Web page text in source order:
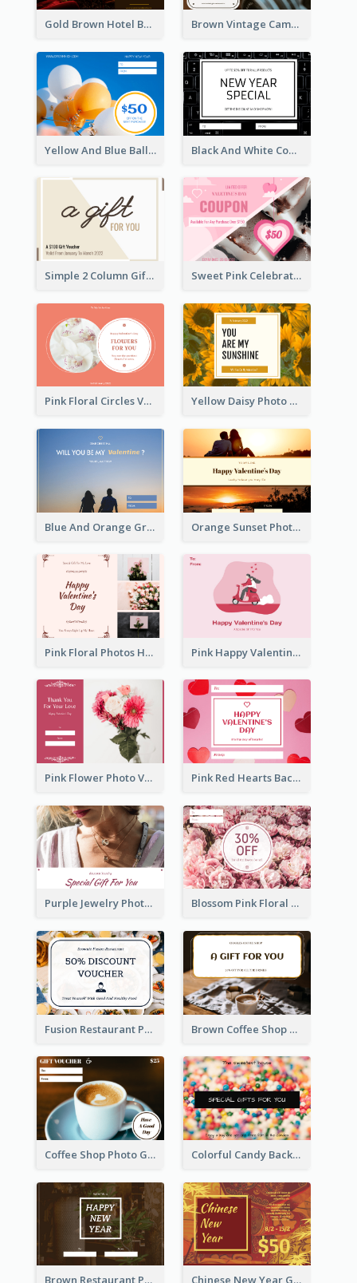
Gold Brown Hotel Booking Gift Card Brown Vintage Camera Sale Gift Card
Yellow And Blue Balloon Photo New Year Gift Card Black And White Computer Photo New Year Gift Card
Simple 2 Column Gift Card Sweet Pink Celebration Gift Card Template Design
Pink Floral Circles Valentines Day Gift Card Yellow Daisy Photo Valentines Day Gift Card
Blue And Orange Gradient Photo Valentines Day Gift Card Orange Sunset Photo Valentines Day Gift Card
Pink Floral Photos Happy Valentines Day Gift Card Pink Happy Valentine's Day Illustration Gift Card
Pink Flower Photo Valentine's Day Gift Card Pink Red Hearts Background Valentine's Day Gift Card
Purple Jewelry Photo Special Gift For You Gift Card Blossom Pink Floral Photo Flower Shop Gift Card
Fusion Restaurant Photo Food Discount Gift Card Brown Coffee Shop Photo Gift For You Gift Card
Coffee Shop Photo Gift Card For Coffee Colorful Candy Background Special Gift Card
Brown Restaurant Photo New Year Gift Card Chinese New Year Gift Card With Decorations